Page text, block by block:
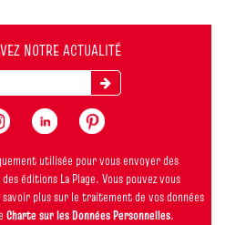
NOTRE ACTUALITÉ
utilisée pour vous envoyer des
éditions La Plage. Vous pouvez vous
plus sur le traitement de vos données
Charte sur les Données Personnelles.